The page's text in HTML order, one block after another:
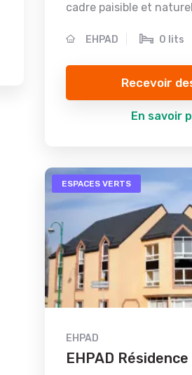
cadre paisible et
EHPAD 0 lits
Recevoir
En savoir
ESPACES VERTS
EHPAD
EHPAD